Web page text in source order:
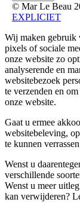
© Mar Le Beau
EXPLICIET
Wij maken gebruik
pixels of sociale
onze website zo
analyserende en
websitebezoek
te verzenden en
onze website.
Gaat u ermee
websitebeleving,
te kunnen
Wenst u
verschillende
Wenst u meer
kan verwijderen?